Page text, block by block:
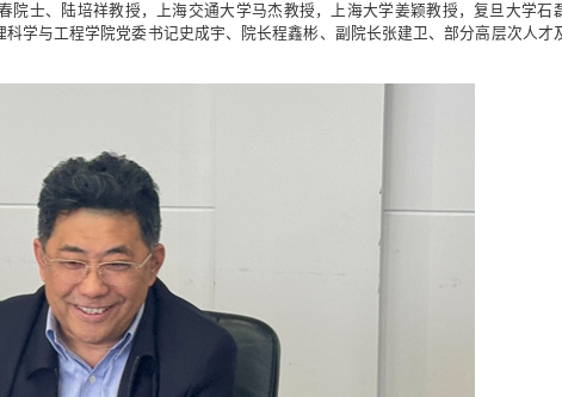
院士、陆培祥教授，上海交通大学马杰教授，上海大学姜颖教授，复旦大学石
学与工程学院党委书记史成宇、院长程鑫彬、副院长张建卫、部分高层次人才